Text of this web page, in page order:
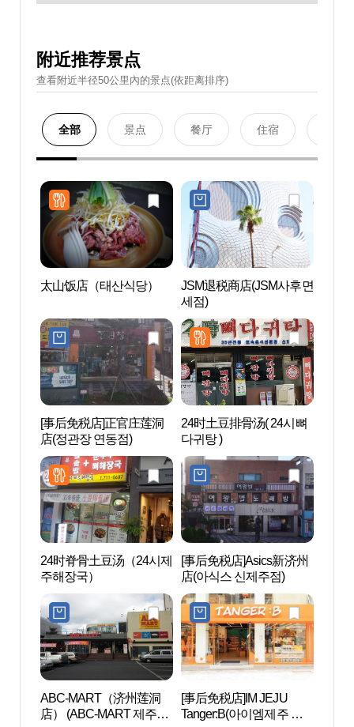
附近推荐景点
查看附近半径50公里內的景点(依距离排序)
全部 景点 餐厅 住宿
太山饭店（태산식당）
JSM退税商店(JSM사후면
세점)
[事后免税店]正官庄莲洞
店(정관장 연동점)
24时土豆排骨汤( 24시뼈
다귀탕 )
24时脊骨土豆汤（24시제
주해장국）
[事后免税店]Asics新济州
店(아식스 신제주점)
ABC-MART（济州莲洞
店） (ABC-MART 제주연
[事后免税店]IM JEJU
Tanger:B(아이엠제주 탠